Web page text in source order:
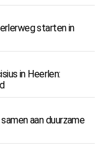
starten in
in Heerlen:
aan duurzame